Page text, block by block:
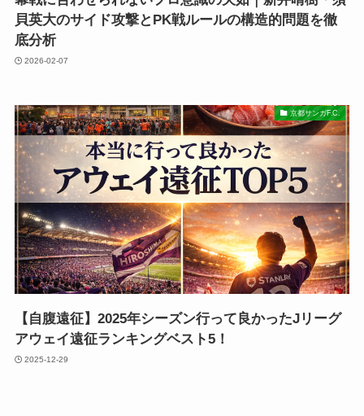
貝英大のサイド攻撃とPK戦ルールの構造的問題を徹
底分析
2026-02-07
京都サンガF.C.
【自腹遠征】2025年シーズン行って良かったJリーグ
アウェイ遠征ランキングベスト5！
2025-12-29